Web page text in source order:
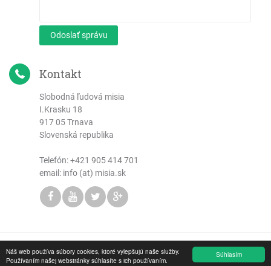
Súhlasím
Náš web používa súbory cookies, ktoré vylepšujú naše služby.
Používaním našej webstránky súhlasíte s ich používaním.
Odoslať správu
Kontakt
Slobodná ľudová misia
I.Krasku 18
917 05 Trnava
Slovenská republika
Telefón:+421 905 414 701
email: info (at) misia.sk
Copyright © 2026 Slobodná ľudová misia